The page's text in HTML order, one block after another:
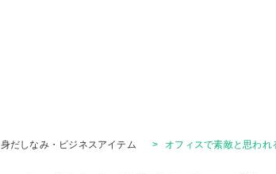
身だしなみ・ビジネスアイテム > オフィスで素敵と思わ